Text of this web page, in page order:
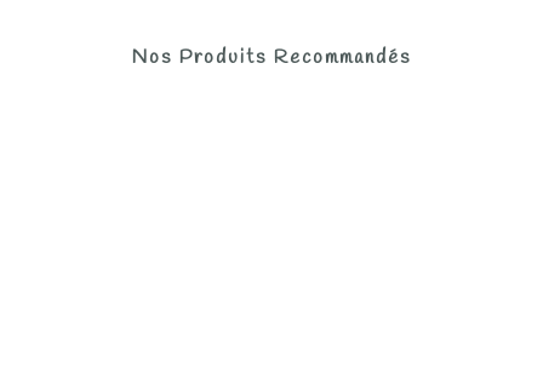
Nos Produits Recommandés